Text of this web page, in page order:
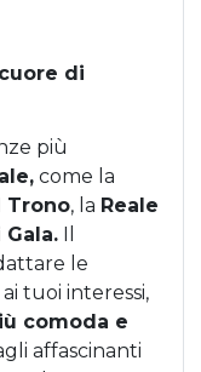
di
più
come la
Trono, la Reale
Il
le
tuoi interessi,
comoda e
affascinanti